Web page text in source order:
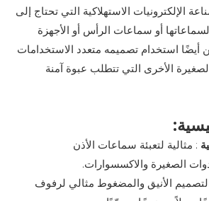
الإلكترونيات الاستهلاكية التي تحتاج إلى
أو سماعات الرأس أو الأجهزة
أيضًا استخدام تصميمه متعدد الاستخدامات
الأخرى التي تتطلب عبوة آمنة
: مثالية لتعبئة سماعات الأذن
الصغيرة والاكسسوارات.
الأنيق والمضغوط مثالي لرفوف